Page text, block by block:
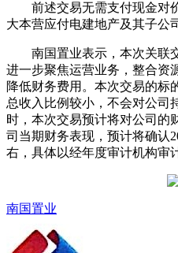
前述交易无需支付现金对
大本营应付电建地产及其子公
南国置业表示，本次关联
进一步聚焦运营业务，整合资
降低财务费用。本次交易的标
总收入比例较小，不会对公司
时，本次交易预计将对公司的
司当期财务表现，预计将确认
右，具体以经年度审计机构审
南国置业